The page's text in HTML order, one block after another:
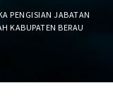
PENGISIAN JABATAN
KABUPATEN BERAU